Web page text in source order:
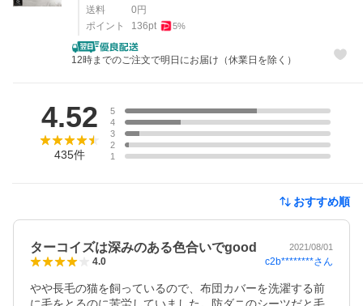
送料
0 円
ポイント
136pt 5%
12時までのご注文で明日にお届け（休業日を除く）
4.52
435件
5
4
3
2
1
おすすめ順
ターコイズは深みのある色合いでgood 2021/08/01
4.0 c2b********さん
やや長毛の猫を飼っているので、布団カバーを洗濯する前
に毛をとるのに苦労していました。防ダニのシーツだと毛